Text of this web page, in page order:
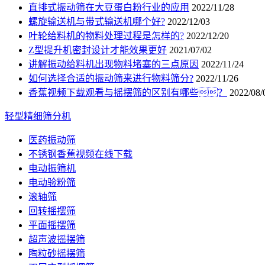
直排式振动筛在大豆蛋白粉行业的应用 2022/11/28
螺旋输送机与带式输送机哪个好? 2022/12/03
叶轮给料机的物料处理过程是怎样的? 2022/12/20
Z型提升机密封设计才能效果更好 2021/07/02
讲解振动给料机出现物料堵塞的三点原因 2022/11/24
如何选择合适的振动筛来进行物料筛分? 2022/11/26
香蕉视频下载观看与摇摆筛的区别有哪些？
2022/08/
轻型精细筛分机
医药振动筛
不锈钢香蕉视频在线下载
电动振筛机
电动验粉筛
滚轴筛
回转摇摆筛
平面摇摆筛
超声波摇摆筛
陶粒砂摇摆筛